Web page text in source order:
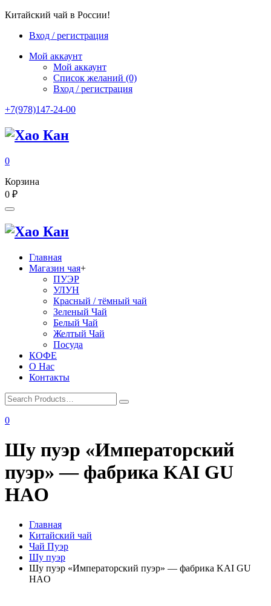
Китайский чай в России!
Вход / регистрация
Мой аккаунт
Мой аккаунт
Список желаний (0)
Вход / регистрация
+7(978)147-24-00
0
Корзина
0 ₽
Главная
Магазин чая+
ПУЭР
УЛУН
Красный / тёмный чай
Зеленый Чай
Белый Чай
Желтый Чай
Посуда
КОФЕ
О Нас
Контакты
0
Шу пуэр «Императорский
пуэр» — фабрика KAI GU
HAO
Главная
Китайский чай
Чай Пуэр
Шу пуэр
Шу пуэр «Императорский пуэр» — фабрика KAI GU
HAO